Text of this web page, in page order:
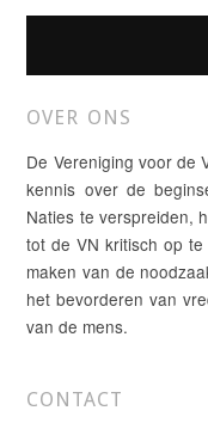
OVER ONS
De Vereniging voor de
kennis over de
Naties te verspreiden,
tot de VN kritisch op
maken van de
het bevorderen van
van de mens.
CONTACT